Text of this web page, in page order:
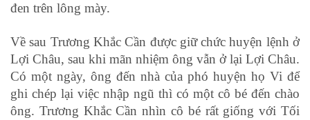
đen trên lông mày.
Về sau Trương Khắc Cần được giữ chức huyện lệnh ở
Lợi Châu, sau khi mãn nhiệm ông vẫn ở lại Lợi Châu.
Có một ngày, ông đến nhà của phó huyện họ Vi để
ghi chép lại việc nhập ngũ thì có một cô bé đến chào
ông. Trương Khắc Cần nhìn cô bé rất giống với Tối